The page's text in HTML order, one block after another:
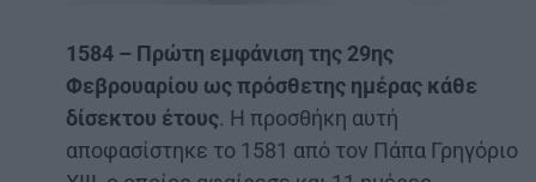
1584 – Πρώτη εμφάνιση της 29ης
Φεβρουαρίου ως πρόσθετης ημέρας κάθε
δίσεκτου έτους. Η προσθήκη αυτή
αποφασίστηκε το 1581 από τον Πάπα Γρηγόριο